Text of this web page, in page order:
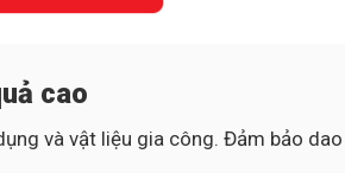
cao
và vật liệu gia công. Đảm bảo